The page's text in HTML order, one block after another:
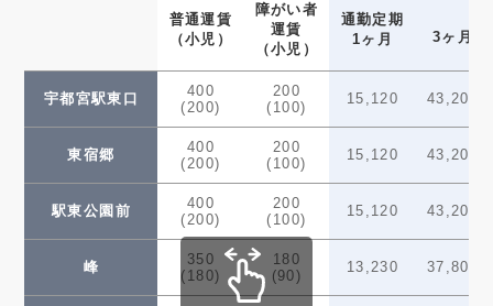
普通運賃
（小児）
障がい者
運賃
（小児）
通勤定期
1ヶ月
3ヶ月
宇都宮駅東口
400
(200)
200
(100)
15,120 43,200
東宿郷
400
(200)
200
(100)
15,120 43,200
駅東公園前
400
(200)
200
(100)
15,120 43,200
峰
350
(180)
180
(90)
13,230 37,800